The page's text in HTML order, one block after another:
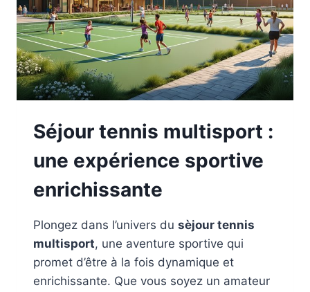
Séjour tennis multisport :
une expérience sportive
enrichissante
Plongez dans l’univers du sèjour tennis
multisport, une aventure sportive qui
promet d’être à la fois dynamique et
enrichissante. Que vous soyez un amateur